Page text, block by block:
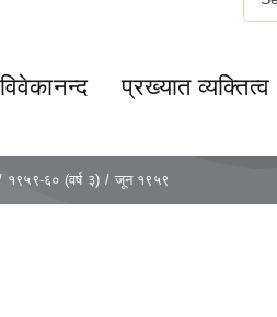
for:
प्रख्यात व्यक्तित्व
१९५९-६० (वर्ष ३) जून १९५९